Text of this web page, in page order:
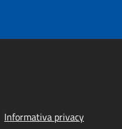
Informativa privacy